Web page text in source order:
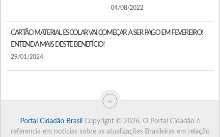
04/08/2022
CARTÃO MATERIAL ESCOLAR VAI COMEÇAR A SER PAGO EM FEVEREIRO!
ENTENDA MAIS DESTE BENEFÍCIO!
29/01/2024
Portal Cidadão Brasil Copyright © 2026. O Portal Cidadão é
referencia em notícias sobre as atualizações Brasileiras em relação